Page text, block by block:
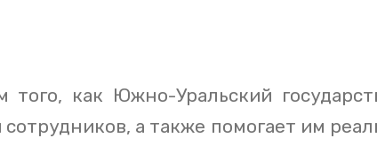
как Южно-Уральский
а также помогает им